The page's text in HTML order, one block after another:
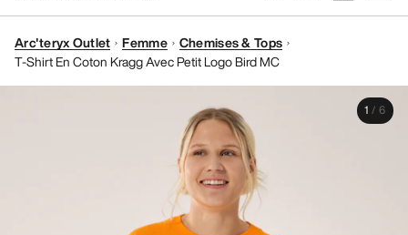
FEMME
Arc'teryx Outlet Femme
Chemises & Tops
T-Shirt En Coton Kragg Avec Petit Logo Bird MC
1 / 6